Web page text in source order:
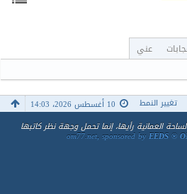
عني
10 أغسطس 2026، 14:03
تغيير النمط
العمانية رأيها، إنما تحمل وجهة نظر كاتبها
om77.net, sponsored byEEDS ®